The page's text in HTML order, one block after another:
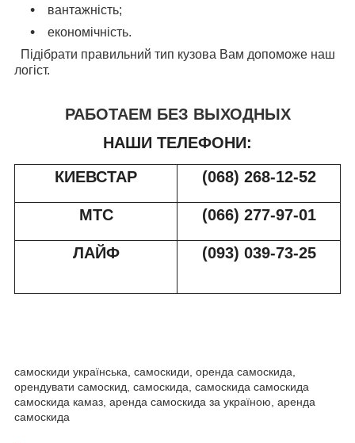
вантажність;
економічність.
Підібрати правильний тип кузова Вам допоможе наш
логіст.
РАБОТАЕМ БЕЗ ВЫХОДНЫХ
НАШИ ТЕЛЕФОНИ:
КИЕВСТАР
(068) 268-12-52
МТС (066) 277-97-01
ЛАЙФ (093) 039-73-25
самоскиди українська, самоскиди, оренда самоскида,
орендувати самоскид, самоскида, самоскида самоскида
самоскида камаз, аренда самоскида за україною, аренда
самоскида